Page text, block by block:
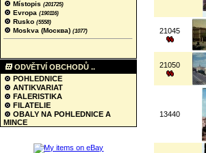
Místopis (201725)
Evropa (190116)
Rusko (5558)
Moskva (Москва) (1077)
ODVĚTVÍ OBCHODŮ ..
POHLEDNICE
ANTIKVARIAT
FALERISTIKA
FILATELIE
OBALY NA POHLEDNICE A
MINCE
21045
21050
13440